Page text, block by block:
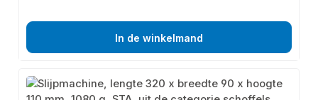
In de winkelmand